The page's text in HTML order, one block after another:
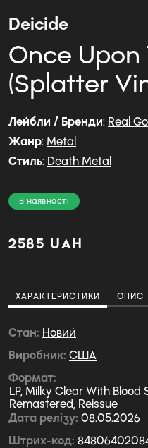
Deicide
Once Upon
(Splatter
Лейбли / Бренди: Real
Жанр: Metal
Стиль: Death Metal
В наявності
2585 UAH
ХАРАКТЕРИСТИКИ ОПИС
Стан Новий
Виробник США
Формат
LP, Milky Clear With Blood
Remastered, Reissue
Дата релізу 08.05.2026
Штрих-код